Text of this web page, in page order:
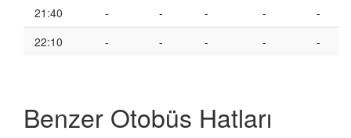
21:40
- - - -
-
22:10
- - - - -
Benzer Otobüs Hatları